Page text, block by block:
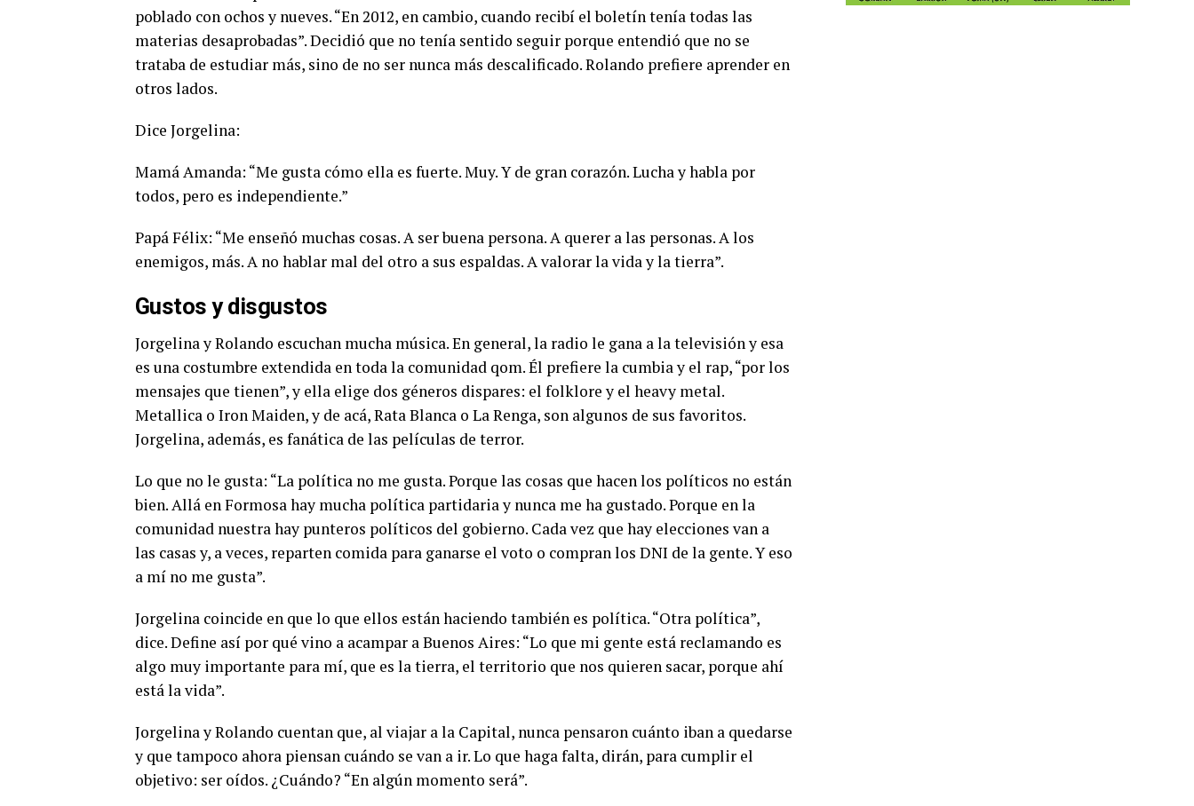
poblado con ochos y nueves. “En 2012, en cambio, cuando recibí el boletín tenía todas las
materias desaprobadas”. Decidió que no tenía sentido seguir porque entendió que no se
trataba de estudiar más, sino de no ser nunca más descalificado. Rolando prefiere aprender en
otros lados.
Dice Jorgelina:
Mamá Amanda: “Me gusta cómo ella es fuerte. Muy. Y de gran corazón. Lucha y habla por
todos, pero es independiente.”
Papá Félix: “Me enseñó muchas cosas. A ser buena persona. A querer a las personas. A los
enemigos, más. A no hablar mal del otro a sus espaldas. A valorar la vida y la tierra”.
Gustos y disgustos
Jorgelina y Rolando escuchan mucha música. En general, la radio le gana a la televisión y esa
es una costumbre extendida en toda la comunidad qom. Él prefiere la cumbia y el rap, “por los
mensajes que tienen”, y ella elige dos géneros dispares: el folklore y el heavy metal.
Metallica o Iron Maiden, y de acá, Rata Blanca o La Renga, son algunos de sus favoritos.
Jorgelina, además, es fanática de las películas de terror.
Lo que no le gusta: “La política no me gusta. Porque las cosas que hacen los políticos no están
bien. Allá en Formosa hay mucha política partidaria y nunca me ha gustado. Porque en la
comunidad nuestra hay punteros políticos del gobierno. Cada vez que hay elecciones van a
las casas y, a veces, reparten comida para ganarse el voto o compran los DNI de la gente. Y eso
a mí no me gusta”.
Jorgelina coincide en que lo que ellos están haciendo también es política. “Otra política”,
dice. Define así por qué vino a acampar a Buenos Aires: “Lo que mi gente está reclamando es
algo muy importante para mí, que es la tierra, el territorio que nos quieren sacar, porque ahí
está la vida”.
Jorgelina y Rolando cuentan que, al viajar a la Capital, nunca pensaron cuánto iban a quedarse
y que tampoco ahora piensan cuándo se van a ir. Lo que haga falta, dirán, para cumplir el
objetivo: ser oídos. ¿Cuándo? “En algún momento será”.